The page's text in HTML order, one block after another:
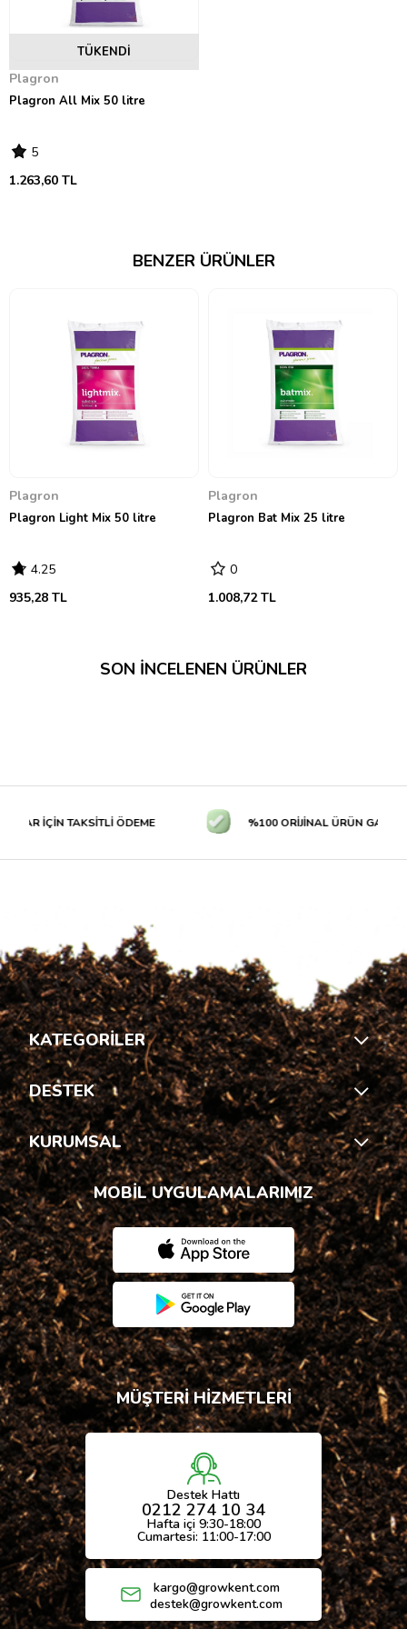
Plagron %100 Natural ürünleri ile birlikte kombine edilip, harici ürün
kullanılmadığı takdirde pH düzeltilmesine ihtiyaç yoktur.
pH: 6.5 - 7.9
E.C.: 1.5 - 2.2
TÜKENDI
Plagron
Plagron All Mix 50 litre
5
1.263,60 TL
BENZER ÜRÜNLER
Plagron
Plagron Light Mix 50 litre
4.25
935,28 TL
Plagron
Plagron Bat Mix 25 litre
0
1.008,72 TL
SON İNCELENEN ÜRÜNLER
İÇİN TAKSİTLİ ÖDEME %100 ORİJİNAL ÜRÜN
KATEGORİLER
DESTEK
KURUMSAL
MOBİL UYGULAMALARIMIZ
MÜŞTERİ HİZMETLERİ
Destek Hattı
0212 274 10 34
Hafta içi 9:30-18:00
Cumartesi: 11:00-17:00
kargo@growkent.com
destek@growkent.com